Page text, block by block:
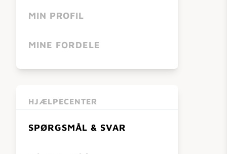
MIN PROFIL
MINE FORDELE
HJÆLPECENTER
SPØRGSMÅL & SVAR